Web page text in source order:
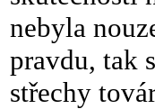
nebyla
pravdu, tak
střechy